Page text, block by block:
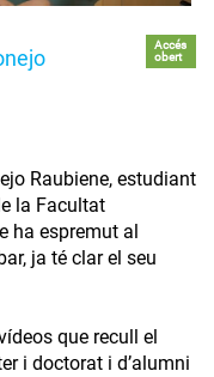
Accés
obert
Raubiene, estudiant
la Facultat
ha espremut al
ja té clar el seu
que recull el
i doctorat i d’alumni